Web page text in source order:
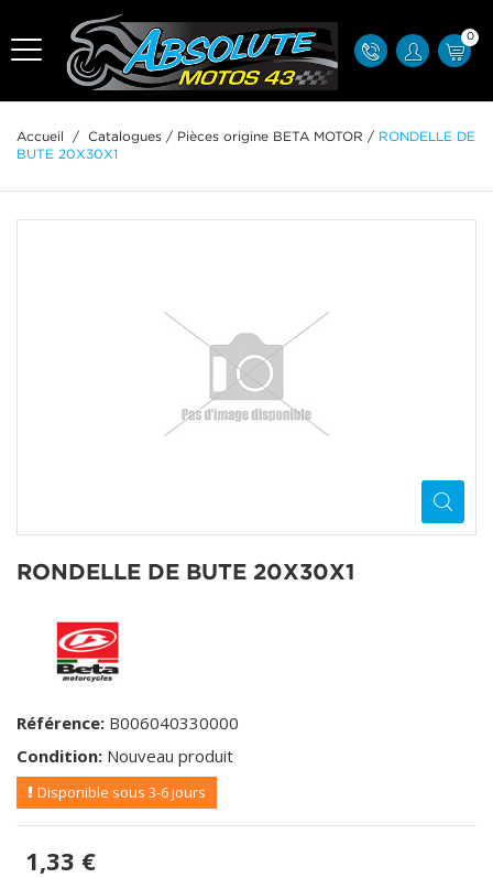
0
Accueil / Catalogues / Pièces origine BETA MOTOR /
RONDELLE DE
BUTE 20X30X1
RONDELLE DE BUTE 20X30X1
Référence: B006040330000
Condition: Nouveau produit
Disponible sous 3-6 jours
1,33 €